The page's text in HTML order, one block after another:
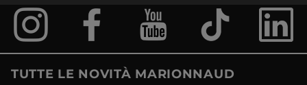
TUTTE LE NOVITÀ MARIONNAUD